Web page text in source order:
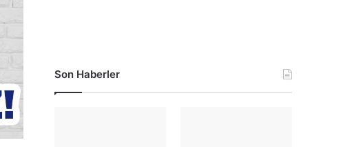
Son Haberler